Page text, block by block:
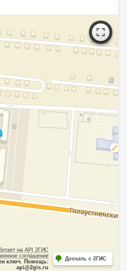
на API 2ГИС
соглашение
ключ. Помощь:
api@2gis.ru
Доехать с 2ГИС